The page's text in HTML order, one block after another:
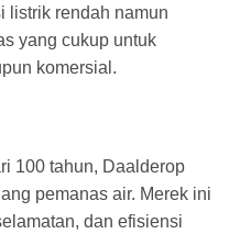
listrik rendah namun
yang cukup untuk
komersial.
100 tahun, Daalderop
pemanas air. Merek ini
dan efisiensi